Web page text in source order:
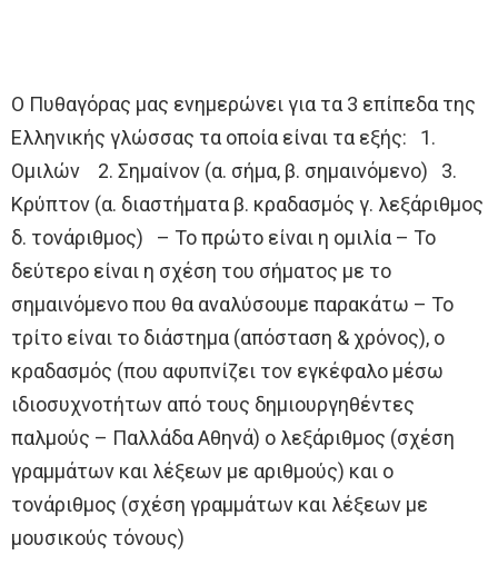
Ο Πυθαγόρας μας ενημερώνει για τα 3 επίπεδα της
Ελληνικής γλώσσας τα οποία είναι τα εξής: 1.
Ομιλών 2. Σημαίνον (α. σήμα, β. σημαινόμενο) 3.
Κρύπτον (α. διαστήματα β. κραδασμός γ. λεξάριθμος
δ. τονάριθμος) – Το πρώτο είναι η ομιλία – Το
δεύτερο είναι η σχέση του σήματος με το
σημαινόμενο που θα αναλύσουμε παρακάτω – Το
τρίτο είναι το διάστημα (απόσταση & χρόνος), ο
κραδασμός (που αφυπνίζει τον εγκέφαλο μέσω
ιδιοσυχνοτήτων από τους δημιουργηθέντες
παλμούς – Παλλάδα Αθηνά) ο λεξάριθμος (σχέση
γραμμάτων και λέξεων με αριθμούς) και ο
τονάριθμος (σχέση γραμμάτων και λέξεων με
μουσικούς τόνους)